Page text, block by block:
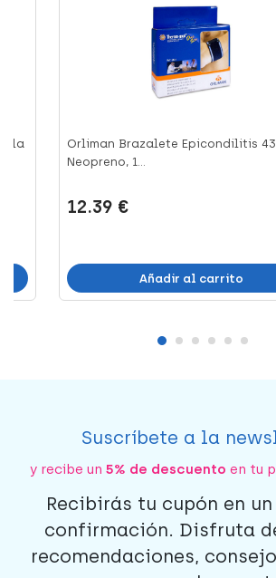
Orliman Brazalete Epicondilitis
Neopreno, 1...
12.39 €
Añadir al carrito
Suscríbete a la
y recibe un 5% de descuento en tu
Recibirás tu cupón en
confirmación. Disfruta
recomendaciones,